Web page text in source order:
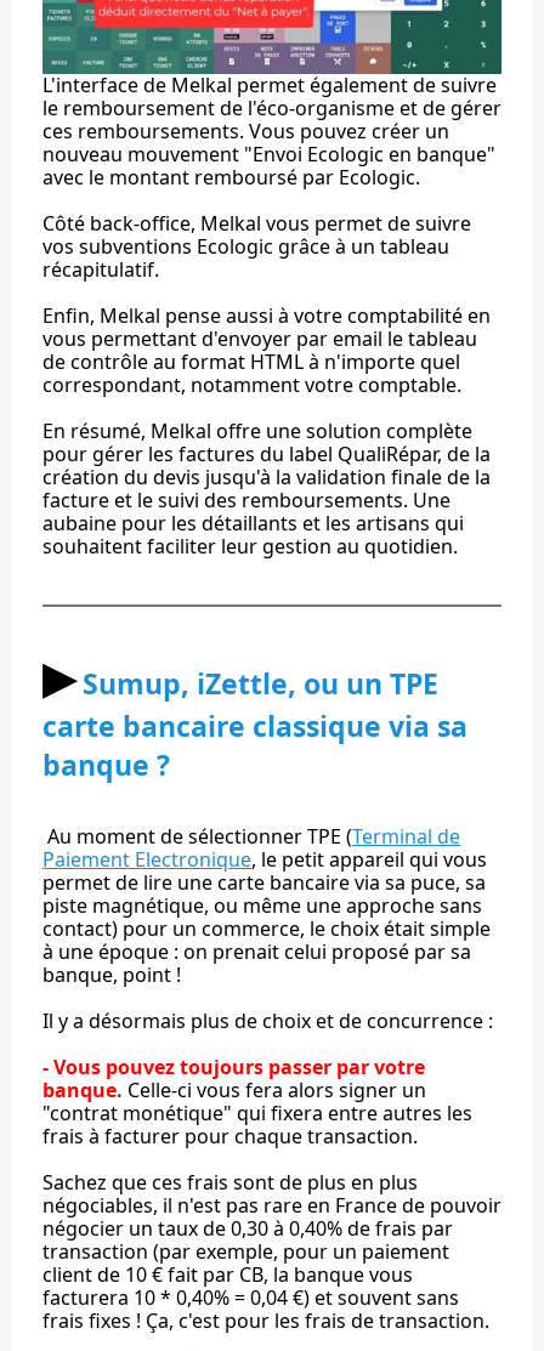
L'interface de Melkal permet également de suivre
le remboursement de l'éco-organisme et de gérer
ces remboursements. Vous pouvez créer un
nouveau mouvement "Envoi Ecologic en banque"
avec le montant remboursé par Ecologic.
Côté back-office, Melkal vous permet de suivre
vos subventions Ecologic grâce à un tableau
récapitulatif.
Enfin, Melkal pense aussi à votre comptabilité en
vous permettant d'envoyer par email le tableau
de contrôle au format HTML à n'importe quel
correspondant, notamment votre comptable.
En résumé, Melkal offre une solution complète
pour gérer les factures du label QualiRépar, de la
création du devis jusqu'à la validation finale de la
facture et le suivi des remboursements. Une
aubaine pour les détaillants et les artisans qui
souhaitent faciliter leur gestion au quotidien.
▶︎ Sumup, iZettle, ou un TPE
carte bancaire classique via sa
banque ?
Au moment de sélectionner TPE (Terminal de
Paiement Electronique, le petit appareil qui vous
permet de lire une carte bancaire via sa puce, sa
piste magnétique, ou même une approche sans
contact) pour un commerce, le choix était simple
à une époque : on prenait celui proposé par sa
banque, point !
Il y a désormais plus de choix et de concurrence :
- Vous pouvez toujours passer par votre
banque. Celle-ci vous fera alors signer un
"contrat monétique" qui fixera entre autres les
frais à facturer pour chaque transaction.
Sachez que ces frais sont de plus en plus
négociables, il n'est pas rare en France de pouvoir
négocier un taux de 0,30 à 0,40% de frais par
transaction (par exemple, pour un paiement
client de 10 € fait par CB, la banque vous
facturera 10 * 0,40% = 0,04 €) et souvent sans
frais fixes ! Ça, c'est pour les frais de transaction.